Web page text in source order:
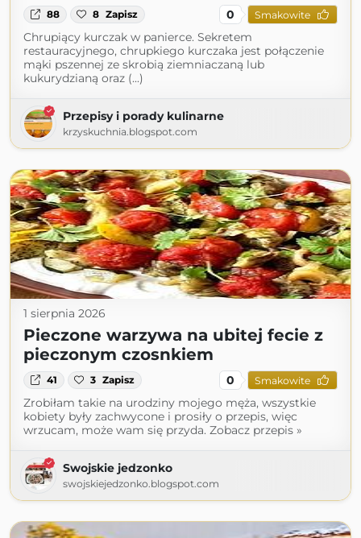
88 8 Zapisz 0 Smakowite
Chrupiący kurczak w panierce. Sekretem
restauracyjnego, chrupkiego kurczaka jest połączenie
mąki pszennej ze skrobią ziemniaczaną lub
kukurydzianą oraz (...)
Przepisy i porady kulinarne
krzyskuchnia.blogspot.com
1 sierpnia 2026
Pieczone warzywa na ubitej fecie z
pieczonym czosnkiem
41 3 Zapisz 0 Smakowite
Zrobiłam takie na urodziny mojego męża, wszystkie
kobiety były zachwycone i prosiły o przepis, więc
wrzucam, może wam się przyda. Zobacz przepis »
Swojskie jedzonko
swojskiejedzonko.blogspot.com